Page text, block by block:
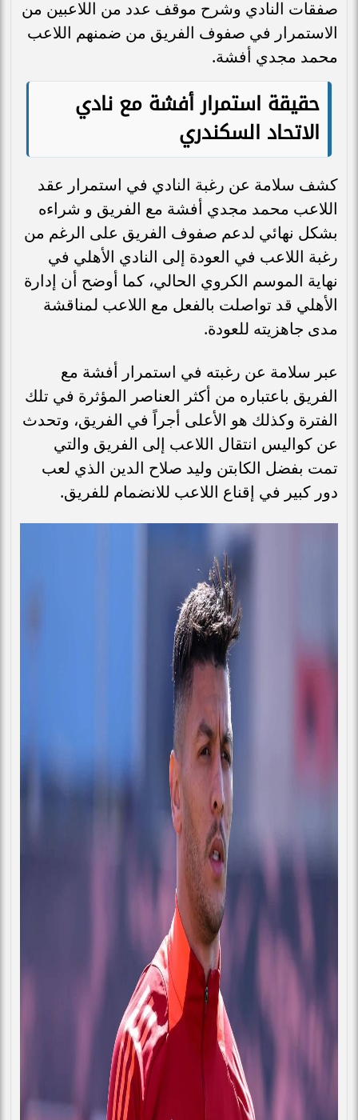
صفقات النادي وشرح موقف عدد من اللاعبين من
الاستمرار في صفوف الفريق من ضمنهم اللاعب
محمد مجدي أفشة.
حقيقة استمرار أفشة مع نادي
الاتحاد السكندري
كشف سلامة عن رغبة النادي في استمرار عقد
اللاعب محمد مجدي أفشة مع الفريق و شراءه
بشكل نهائي لدعم صفوف الفريق على الرغم من
رغبة اللاعب في العودة إلى النادي الأهلي في
نهاية الموسم الكروي الحالي، كما أوضح أن إدارة
الأهلي قد تواصلت بالفعل مع اللاعب لمناقشة
مدى جاهزيته للعودة.
عبر سلامة عن رغبته في استمرار أفشة مع
الفريق باعتباره من أكثر العناصر المؤثرة في تلك
الفترة وكذلك هو الأعلى أجراً في الفريق، وتحدث
عن كواليس انتقال اللاعب إلى الفريق والتي
تمت بفضل الكابتن وليد صلاح الدين الذي لعب
دور كبير في إقناع اللاعب للانضمام للفريق.